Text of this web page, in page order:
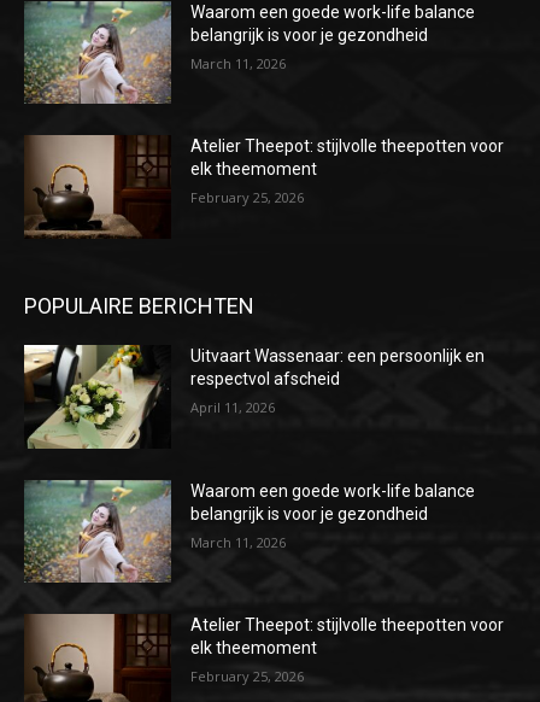
Waarom een goede work-life balance
belangrijk is voor je gezondheid
March 11, 2026
Atelier Theepot: stijlvolle theepotten voor
elk theemoment
February 25, 2026
POPULAIRE BERICHTEN
Uitvaart Wassenaar: een persoonlijk en
respectvol afscheid
April 11, 2026
Waarom een goede work-life balance
belangrijk is voor je gezondheid
March 11, 2026
Atelier Theepot: stijlvolle theepotten voor
elk theemoment
February 25, 2026